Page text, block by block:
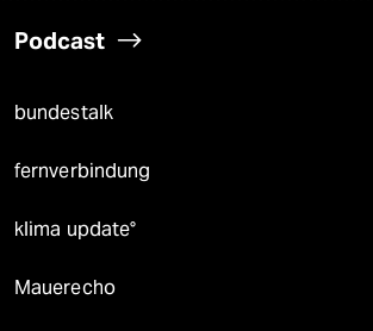
Podcast
bundestalk
fernverbindung
klima update°
Mauerecho